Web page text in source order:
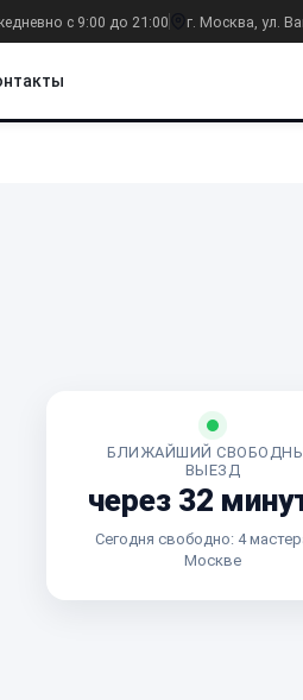
с 9:00 до 21:00 г. Москва, ул.
БЛИЖАЙШИЙ
ВЫЕЗД
через 32
Сегодня свободно: 4
Москве